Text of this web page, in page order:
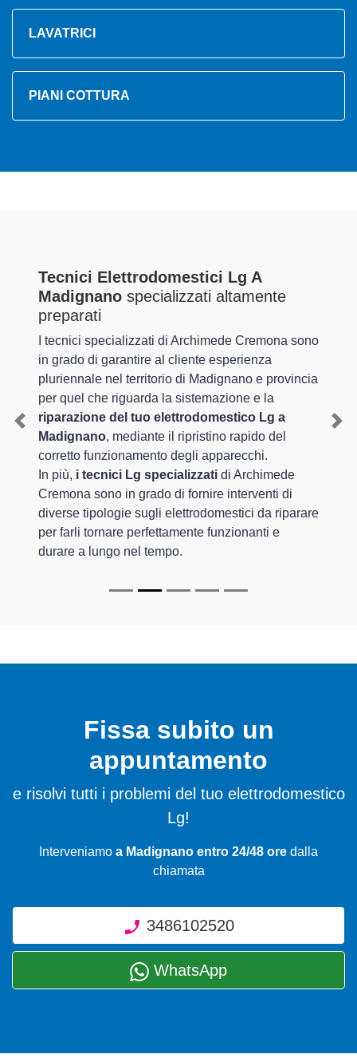
LAVATRICI
PIANI COTTURA
Tecnici Elettrodomestici Lg A
Madignano specializzati altamente
preparati
I tecnici specializzati di Archimede Cremona sono
in grado di garantire al cliente esperienza
pluriennale nel territorio di Madignano e provincia
per quel che riguarda la sistemazione e la
riparazione del tuo elettrodomestico Lg a
Madignano, mediante il ripristino rapido del
corretto funzionamento degli apparecchi.
In più, i tecnici Lg specializzati di Archimede
Cremona sono in grado di fornire interventi di
diverse tipologie sugli elettrodomestici da riparare
per farli tornare perfettamente funzionanti e
durare a lungo nel tempo.
Previous
Fissa subito un
appuntamento
e risolvi tutti i problemi del tuo elettrodomestico
Lg!
Interveniamo a Madignano entro 24/48 ore dalla
chiamata
3486102520
WhatsApp